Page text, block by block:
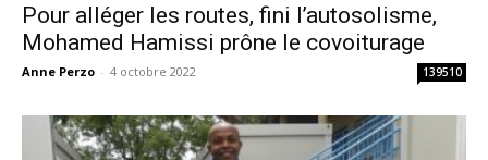
Pour alléger les routes, fini l’autosolisme,
Mohamed Hamissi prône le covoiturage
Anne Perzo - 4 octobre 2022 139510